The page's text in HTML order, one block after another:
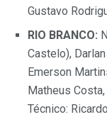
Gustavo
RIO BRANCO:
Castelo),
Emerson
Matheus
Técnico: